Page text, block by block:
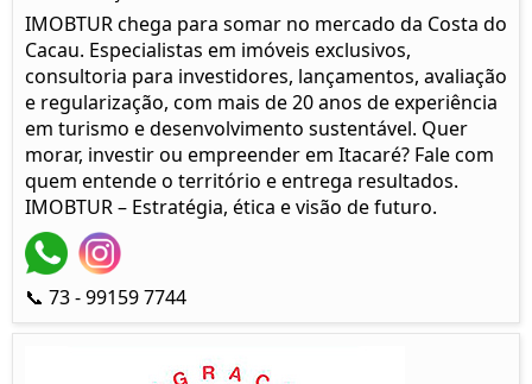
IMOBTUR chega para somar no mercado da Costa do
Cacau. Especialistas em imóveis exclusivos,
consultoria para investidores, lançamentos, avaliação
e regularização, com mais de 20 anos de experiência
em turismo e desenvolvimento sustentável. Quer
morar, investir ou empreender em Itacaré? Fale com
quem entende o território e entrega resultados.
IMOBTUR – Estratégia, ética e visão de futuro.
📞 73 - 99159 7744